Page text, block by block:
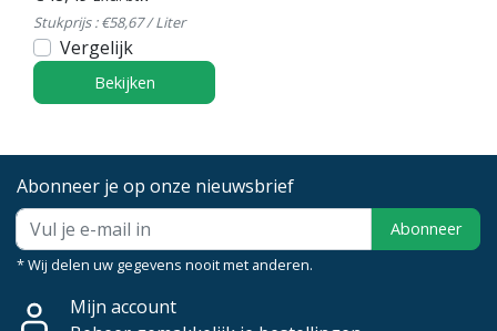
Stukprijs : €58,67 / Liter
Vergelijk
Bekijken
Abonneer je op onze nieuwsbrief
Abonneer
* Wij delen uw gegevens nooit met anderen.
Mijn account